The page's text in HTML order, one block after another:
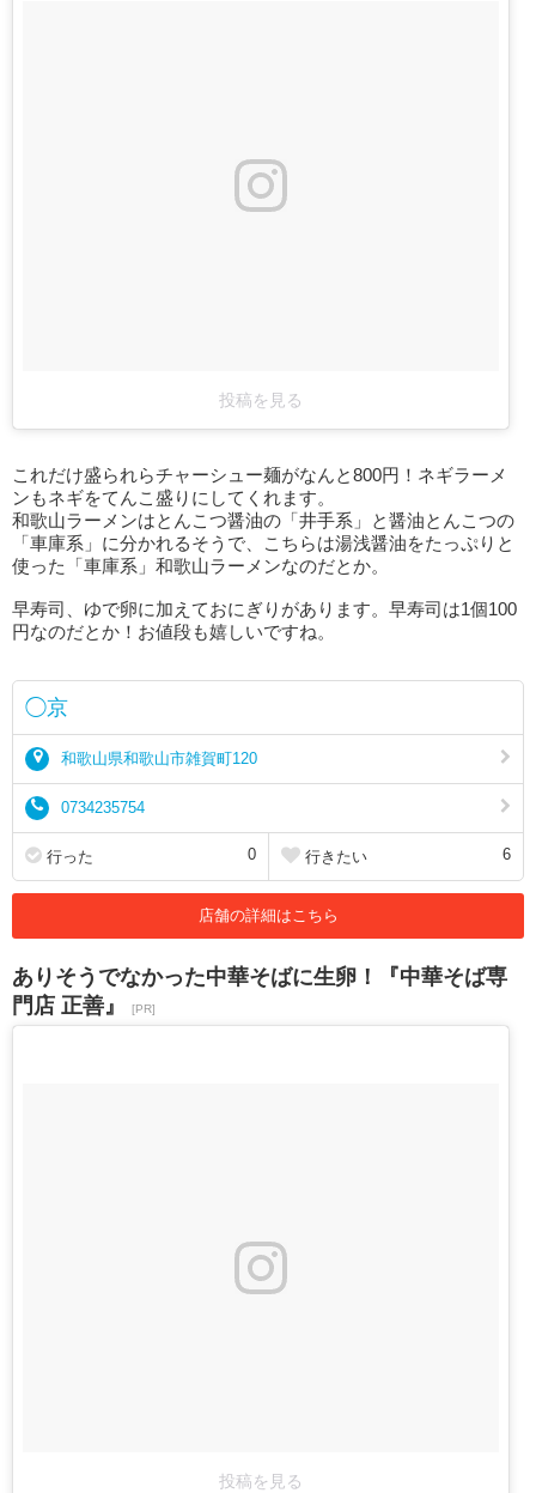
投稿を見る
これだけ盛られらチャーシュー麺がなんと800円！ネギラーメ
ンもネギをてんこ盛りにしてくれます。
和歌山ラーメンはとんこつ醤油の「井手系」と醤油とんこつの
「車庫系」に分かれるそうで、こちらは湯浅醤油をたっぷりと
使った「車庫系」和歌山ラーメンなのだとか。
早寿司、ゆで卵に加えておにぎりがあります。早寿司は1個100
円なのだとか！お値段も嬉しいですね。
◯京
和歌山県和歌山市雑賀町120
0734235754
行った 0 行きたい 6
店舗の詳細はこちら
ありそうでなかった中華そばに生卵！『中華そば専
門店 正善』
[PR]
投稿を見る